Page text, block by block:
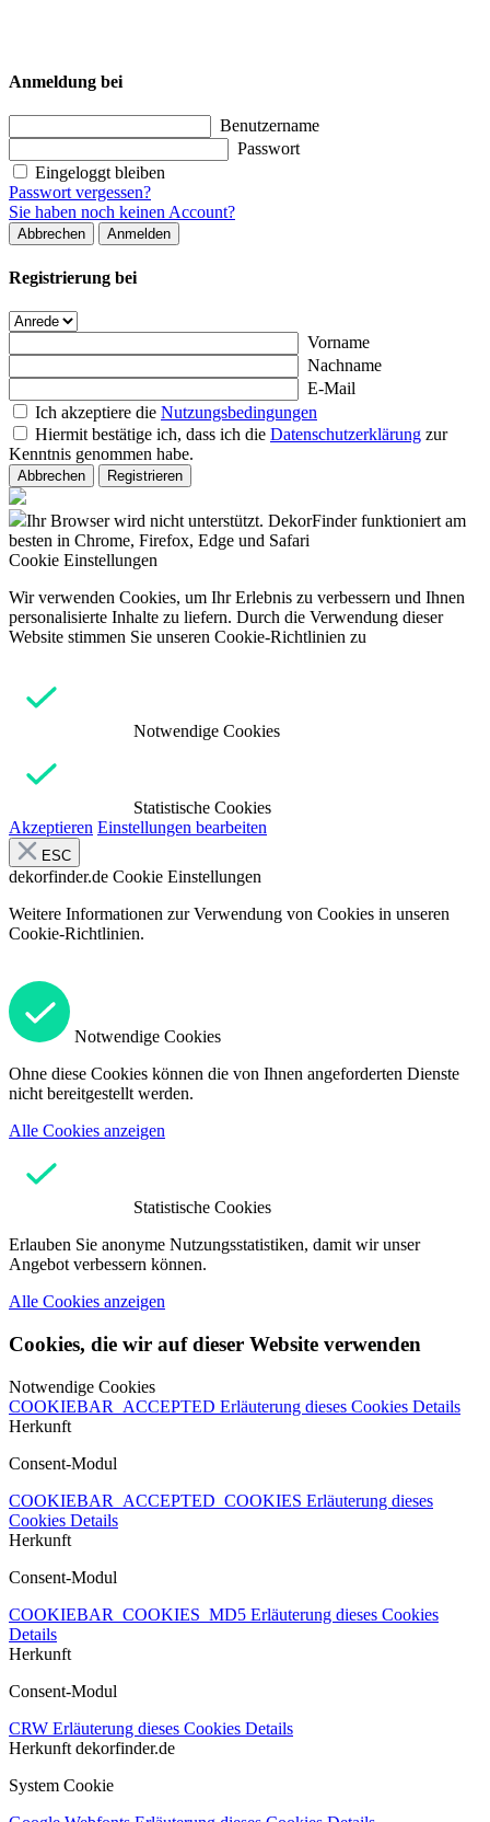
Anmeldung bei
Benutzername
Passwort
Eingeloggt bleiben
Passwort vergessen?
Sie haben noch keinen Account?
Abbrechen Anmelden
Registrierung bei
Vorname
Nachname
E-Mail
Ich akzeptiere die Nutzungsbedingungen
Hiermit bestätige ich, dass ich die Datenschutzerklärung zur
Kenntnis genommen habe.
Abbrechen Registrieren
Ihr Browser wird nicht unterstützt. DekorFinder funktioniert am
besten in Chrome, Firefox, Edge und Safari
Cookie Einstellungen
Wir verwenden Cookies, um Ihr Erlebnis zu verbessern und Ihnen
personalisierte Inhalte zu liefern. Durch die Verwendung dieser
Website stimmen Sie unseren Cookie-Richtlinien zu
Notwendige Cookies
Statistische Cookies
Akzeptieren Einstellungen bearbeiten
ESC
dekorfinder.de Cookie Einstellungen
Weitere Informationen zur Verwendung von Cookies in unseren
Cookie-Richtlinien.
Notwendige Cookies
Ohne diese Cookies können die von Ihnen angeforderten Dienste
nicht bereitgestellt werden.
Alle Cookies anzeigen
Statistische Cookies
Erlauben Sie anonyme Nutzungsstatistiken, damit wir unser
Angebot verbessern können.
Alle Cookies anzeigen
Cookies, die wir auf dieser Website verwenden
Notwendige Cookies
COOKIEBAR_ACCEPTED Erläuterung dieses Cookies Details
Herkunft
Consent-Modul
COOKIEBAR_ACCEPTED_COOKIES Erläuterung dieses
Cookies Details
Herkunft
Consent-Modul
COOKIEBAR_COOKIES_MD5 Erläuterung dieses Cookies
Details
Herkunft
Consent-Modul
CRW Erläuterung dieses Cookies Details
Herkunft dekorfinder.de
System Cookie